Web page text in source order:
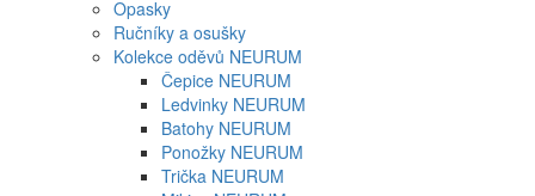
Opasky
Ručníky a osušky
Kolekce oděvů NEURUM
Čepice NEURUM
Ledvinky NEURUM
Batohy NEURUM
Ponožky NEURUM
Trička NEURUM